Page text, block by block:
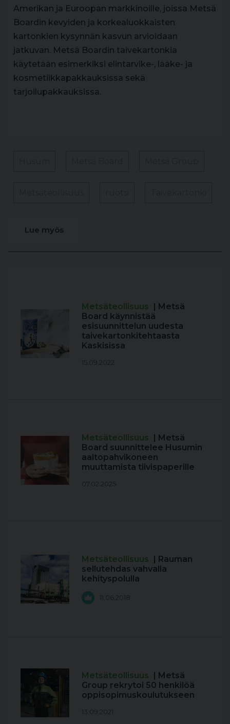
Amerikan ja Euroopan markkinoille, joissa Metsä
Boardin kevyiden ja korkealuokkaisten
kartonkien kysynnän kasvun arvioidaan
jatkuvan. Metsä Boardin taivekartonkia
käytetään esimerkiksi elintarvike-, lääke- ja
kosmetiikkapakkauksissa sekä
tarjoilupakkauksissa.
Lue myös
Metsäteollisuus | Metsä
Board käynnistää
esisuunnittelun uudesta
taivekartonkitehtaasta
Kaskisissa
15.09.2022
Metsäteollisuus | Metsä
Board suunnittelee Husumin
aaltopahvikoneen
muuttamista tiivispaperille
07.02.2025
Metsäteollisuus | Rauman
sellutehdas vahvalla
kehityspolulla
11.06.2018
Metsäteollisuus | Metsä
Group rekrytoi 50 henkilöä
oppisopimuskoulutukseen
13.09.2021